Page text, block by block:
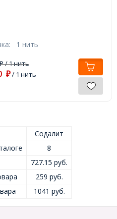
1 нить
/ 1 нить
₽/ 1 нить
Содалит
8
727.15 руб.
259 руб.
1041 руб.